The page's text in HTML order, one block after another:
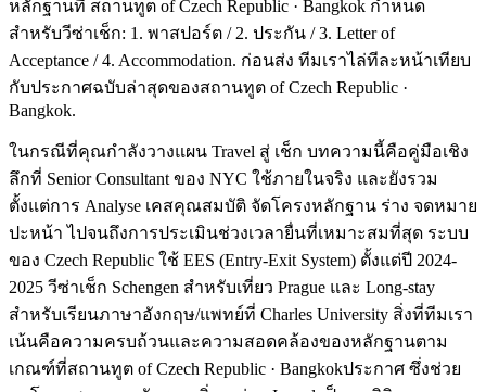
หลักฐานที่ สถานทูต of Czech Republic · Bangkok กำหนด
สำหรับวีซ่าเช็ก: 1. พาสปอร์ต / 2. ประกัน / 3. Letter of
Acceptance / 4. Accommodation. ก่อนส่ง ทีมเราไล่ทีละหน้าเทียบ
กับประกาศฉบับล่าสุดของสถานทูต of Czech Republic ·
Bangkok.
ในกรณีที่คุณกำลังวางแผน Travel สู่ เช็ก บทความนี้คือคู่มือเชิง
ลึกที่ Senior Consultant ของ NYC ใช้ภายในจริง และยังรวม
ตั้งแต่การ Analyse เคสคุณสมบัติ จัดโครงหลักฐาน ร่าง จดหมาย
ปะหน้า ไปจนถึงการประเมินช่วงเวลายื่นที่เหมาะสมที่สุด ระบบ
ของ Czech Republic ใช้ EES (Entry-Exit System) ตั้งแต่ปี 2024-
2025 วีซ่าเช็ก Schengen สำหรับเที่ยว Prague และ Long-stay
สำหรับเรียนภาษาอังกฤษ/แพทย์ที่ Charles University สิ่งที่ทีมเรา
เน้นคือความครบถ้วนและความสอดคล้องของหลักฐานตาม
เกณฑ์ที่สถานทูต of Czech Republic · Bangkokประกาศ ซึ่งช่วย